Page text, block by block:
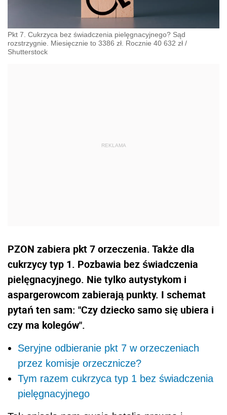
Pkt 7. Cukrzyca bez świadczenia pielęgnacyjnego? Sąd
rozstrzygnie. Miesięcznie to 3386 zł. Rocznie 40 632 zł /
Shutterstock
PZON zabiera pkt 7 orzeczenia. Także dla
cukrzycy typ 1. Pozbawia bez świadczenia
pielęgnacyjnego. Nie tylko autystykom i
aspargerowcom zabierają punkty. I schemat
pytań ten sam: "Czy dziecko samo się ubiera i
czy ma kolegów".
Seryjne odbieranie pkt 7 w orzeczeniach
przez komisje orzecznicze?
Tym razem cukrzyca typ 1 bez świadczenia
pielęgnacyjnego